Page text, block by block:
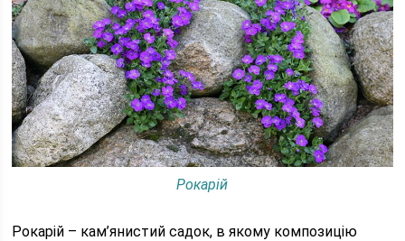
Рокарій
Рокарій – кам’янистий садок, в якому композицію